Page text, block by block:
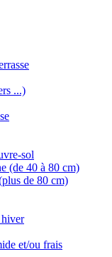
...)
sol
(de 40 à 80 cm)
de 80 cm)
hiver
et/ou frais